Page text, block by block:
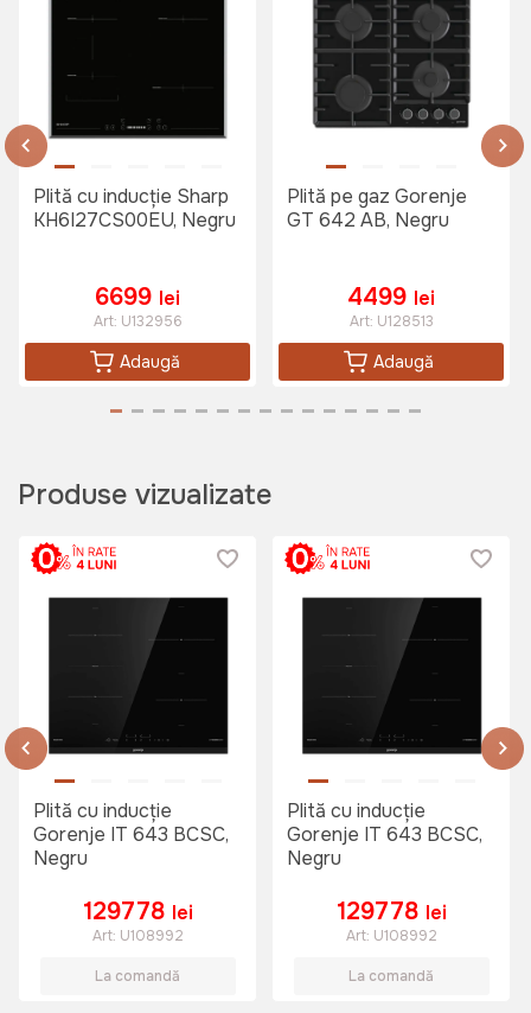
Plită cu inducție Sharp
KH6I27CS00EU, Negru
6699 lei
Art: U132956
Adaugă
Plită pe gaz Gorenje
GT 642 AB, Negru
4499 lei
Art: U128513
Adaugă
Produse vizualizate
Plită cu inducție
Gorenje IT 643 BCSC,
Negru
129778 lei
Art: U108992
La comandă
Plită cu inducție
Gorenje IT 643 BCSC,
Negru
129778 lei
Art: U108992
La comandă